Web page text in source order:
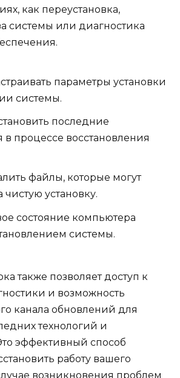
как переустановка,
системы или диагностика
параметры установки
системы.
последние
в процессе восстановления
файлы, которые могут
чистую установку.
состояние компьютера
системы.
также позволяет доступ к
и возможность
канала обновлений для
технологий и
эффективный способ
работу вашего
возникновения проблем